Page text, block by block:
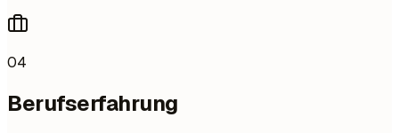
04
Berufserfahrung